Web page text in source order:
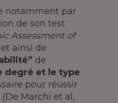
notamment par
de son test
Assessment of
ainsi de
de
degré et le type
pour réussir
Marchi et al,